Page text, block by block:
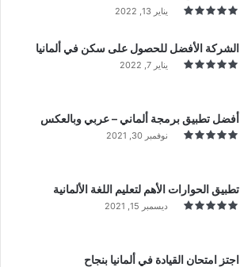
يناير 13, 2022
الشركة الأفضل للحصول على سكن في ألمانيا
يناير 7, 2022
أفضل تطبيق برمجة ألماني – عربي وبالعكس
نوفمبر 30, 2021
تطبيق الحوارات الأهم لتعليم اللغة الألمانية
ديسمبر 15, 2021
اجتز امتحان القيادة في ألمانيا بنجاح